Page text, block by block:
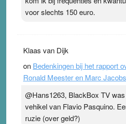
voor slechts 150 euro.
Klaas van Dijk
on Bedenkingen bij het rapport
Ronald Meester en Marc Jacobs
@Hans1263, BlackBox TV
vehikel van Flavio Pasquino.
ruzie (over geld?)